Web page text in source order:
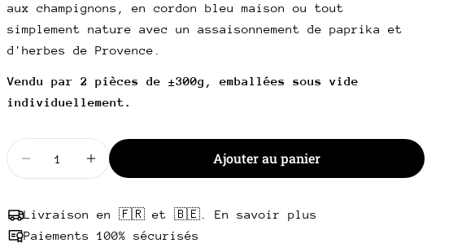
aux champignons, en cordon bleu maison ou tout
simplement nature avec un assaisonnement de paprika et
d'herbes de Provence.
Vendu par 2 pièces de ±300g, emballées sous vide
individuellement.
Diminuer la quantité pour Escalope de porc
Augmenter la quantité pour Escalope de porc
Ajouter au panier
Livraison en 🇫🇷 et 🇧🇪. En savoir plus
Paiements 100% sécurisés
Copie
Partager
Facebook
Partager
X
Pinterest
téléphone
Votre
message
Envoyer une question